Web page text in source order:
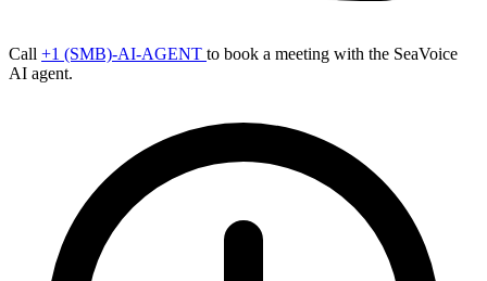
Call +1 (SMB)-AI-AGENT to book a meeting with the SeaVoice
AI agent.